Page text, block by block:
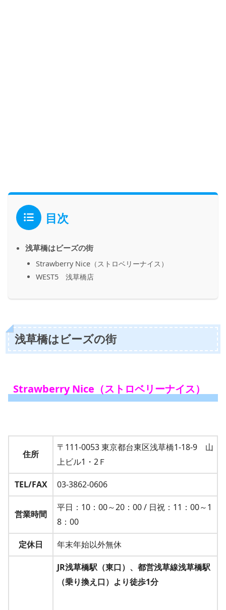
目次
浅草橋はビーズの街
Strawberry Nice（ストロベリーナイス）
WEST5 浅草橋店
浅草橋はビーズの街
Strawberry Nice （ストロベリーナイス）
住所
〒111-0053 東京都台東区浅草橋1-18-9 山
上ビル1・2Ｆ
TEL/FAX 03-3862-0606
営業時間
平日：10：00～20：00 / 日祝：11：00～1
8：00
定休日 年末年始以外無休
JR浅草橋駅（東口）、都営浅草線浅草橋駅
（乗り換え口）より徒歩1分